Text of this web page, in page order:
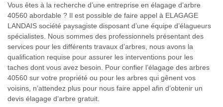
Vous êtes à la recherche d’une entreprise en élagage d’arbre
40560 abordable ? Il est possible de faire appel à ELAGAGE
LANDAIS société paysagiste disposant d’une équipe d’élagueurs
spécialistes. Nous sommes des professionnels présentant des
services pour les différents travaux d’arbres, nous avons la
qualification requise pour assurer les interventions pour les
taches dont vous avez besoin. Pour confier l’élagage des arbres
40560 sur votre propriété ou pour les arbres qui gênent vos
voisins, n’attendez plus pour nous faire appel afin d’obtenir un
devis élagage d’arbre gratuit.